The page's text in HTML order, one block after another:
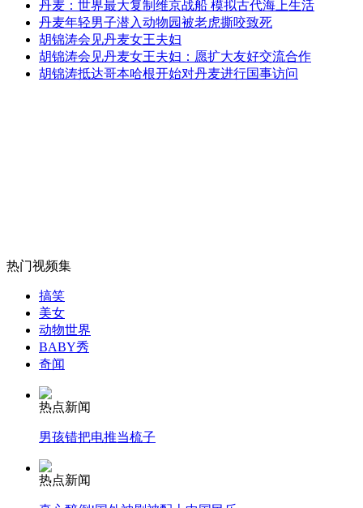
女孩北京地铁殴打老人 痛下狠手拳打脚踢
安徽一实载49人客车翻车
消防员救轻生者 花炮节热闹非凡
丹麦：世界最大复制维京战船 模拟古代海上生活
丹麦年轻男子潜入动物园被老虎撕咬致死
胡锦涛会见丹麦女王夫妇
胡锦涛会见丹麦女王夫妇：愿扩大友好交流合作
胡锦涛抵达哥本哈根开始对丹麦进行国事访问
热门视频集
搞笑
美女
动物世界
BABY秀
奇闻
热点新闻
男孩错把电推当梳子
热点新闻